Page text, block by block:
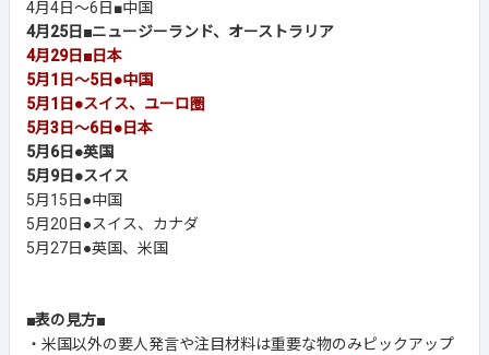
4月4日～6日■中国
4月25日■ニュージーランド、オーストラリア
4月29日■日本
5月1日～5日●中国
5月1日●スイス、ユーロ圏
5月3日～6日●日本
5月6日●英国
5月9日●スイス
5月15日●中国
5月20日●スイス、カナダ
5月27日●英国、米国
■表の見方■
・米国以外の要人発言や注目材料は重要な物のみピックアップ